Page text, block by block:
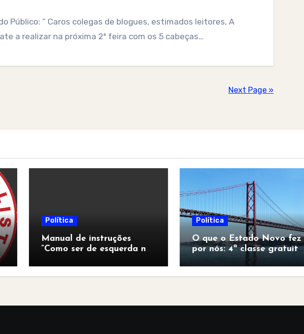
Público: “ Caros colegas de blogues, estimados leitores, A
a realizar na próxima 2ª feira com os 5 cabeças…
Next Page »
Política
Manual de instruções
“Como ser de esquerda no
Política
O que o Estado Novo fez
por nós: 4ª classe gratuita
para todos